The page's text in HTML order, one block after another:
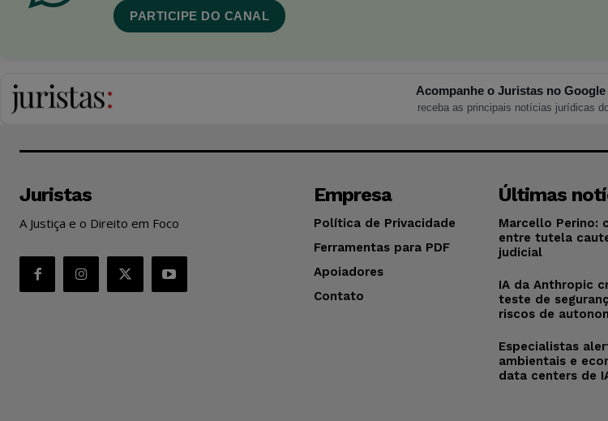
PARTICIPE DO CANAL
Acompanhe o Juristas no Google
receba as principais notícias jurídicas
Juristas
A Justiça e o Direito em Foco
Empresa
Política de Privacidade
Ferramentas para PDF
Apoiadores
Contato
Últimas
Marcello Perino:
entre tutela
judicial
IA da Anthropic
teste de
riscos de
Especialistas
ambientais e
data centers de